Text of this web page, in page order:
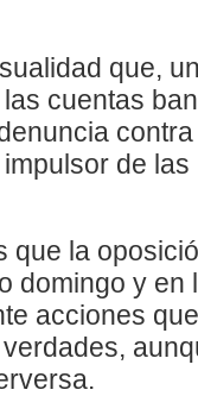
que,
cuentas
de
que la
domingo y en
acciones